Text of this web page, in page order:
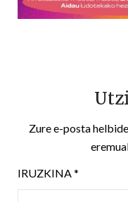
Zure e-posta
IRUZKINA*